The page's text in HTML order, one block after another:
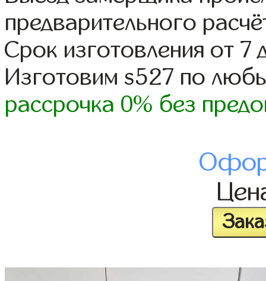
предварительного
Срок изготовления от 7
Изготовим s527 по
рассрочка 0% без